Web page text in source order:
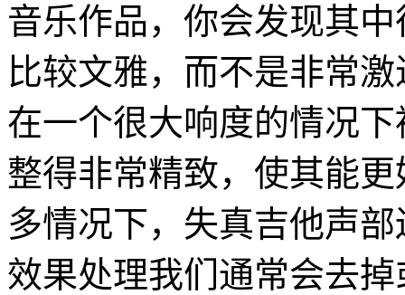
音乐作品，你会发现其
比较文雅，而不是非常
在一个很大响度的情况
整得非常精致，使其能
多情况下，失真吉他声
效果处理我们通常会去